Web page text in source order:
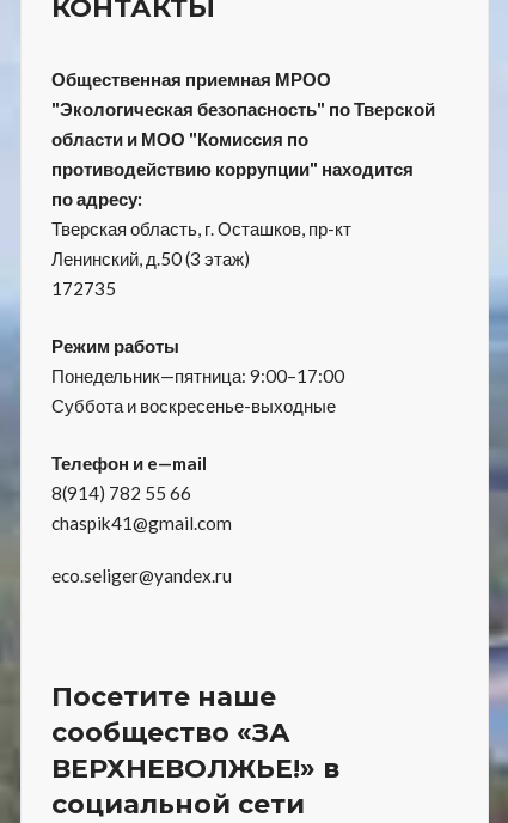
КОНТАКТЫ
Общественная приемная МРОО
"Экологическая безопасность" по Тверской
области и МОО "Комиссия по
противодействию коррупции" находится
по адресу:
Тверская область, г. Осташков, пр-кт
Ленинский, д.50 (3 этаж)
172735
Режим работы
Понедельник—пятница: 9:00–17:00
Суббота и воскресенье-выходные
Телефон и e—mail
8(914) 782 55 66
chaspik41@gmail.com
eco.seliger@yandex.ru
Посетите наше
сообщество «ЗА
ВЕРХНЕВОЛЖЬЕ!» в
социальной сети